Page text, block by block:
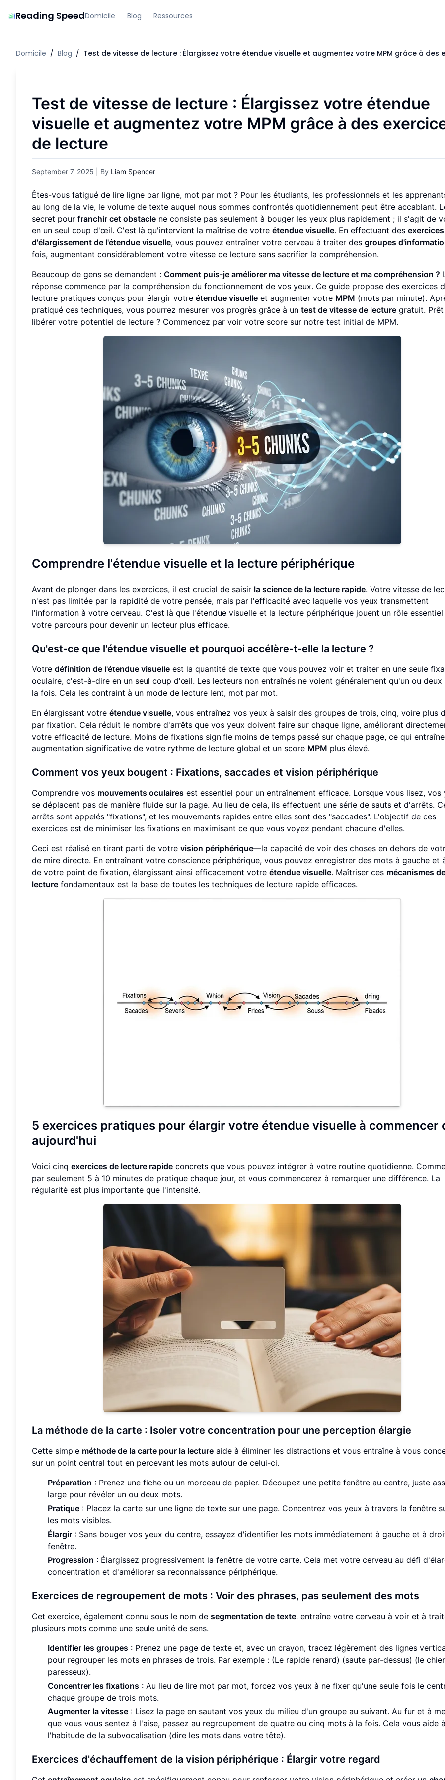
Reading SpeedDomicile Blog Ressources
Domicile / Blog / Test de vitesse de lecture : Élargissez votre étendue visuelle et augmentez votre MPM grâce à des
Test de vitesse de lecture : Élargissez votre étendue
visuelle et augmentez votre MPM grâce à des
de lecture
September 7, 2025 | By Liam Spencer
Êtes-vous fatigué de lire ligne par ligne, mot par mot ? Pour les étudiants, les professionnels et les
au long de la vie, le volume de texte auquel nous sommes confrontés quotidiennement peut être accablant.
secret pour franchir cet obstacle ne consiste pas seulement à bouger les yeux plus rapidement ; il s'agit de
en un seul coup d'œil. C'est là qu'intervient la maîtrise de votre étendue visuelle. En effectuant des
d'élargissement de l'étendue visuelle, vous pouvez entraîner votre cerveau à traiter des groupes
fois, augmentant considérablement votre vitesse de lecture sans sacrifier la compréhension.
Beaucoup de gens se demandent : Comment puis-je améliorer ma vitesse de lecture et ma compréhension ?
réponse commence par la compréhension du fonctionnement de vos yeux. Ce guide propose des exercices
lecture pratiques conçus pour élargir votre étendue visuelle et augmenter votre MPM (mots par minute).
pratiqué ces techniques, vous pourrez mesurer vos progrès grâce à un test de vitesse de lecture gratuit. Prêt
libérer votre potentiel de lecture ? Commencez par voir votre score sur notre test initial de MPM.
Comprendre l'étendue visuelle et la lecture périphérique
Avant de plonger dans les exercices, il est crucial de saisir la science de la lecture rapide. Votre vitesse de
n'est pas limitée par la rapidité de votre pensée, mais par l'efficacité avec laquelle vos yeux transmettent
l'information à votre cerveau. C'est là que l'étendue visuelle et la lecture périphérique jouent un rôle essentiel
votre parcours pour devenir un lecteur plus efficace.
Qu'est-ce que l'étendue visuelle et pourquoi accélère-t-elle la lecture ?
Votre définition de l'étendue visuelle est la quantité de texte que vous pouvez voir et traiter en une seule
oculaire, c'est-à-dire en un seul coup d'œil. Les lecteurs non entraînés ne voient généralement qu'un ou deux
la fois. Cela les contraint à un mode de lecture lent, mot par mot.
En élargissant votre étendue visuelle, vous entraînez vos yeux à saisir des groupes de trois, cinq, voire plus
par fixation. Cela réduit le nombre d'arrêts que vos yeux doivent faire sur chaque ligne, améliorant
votre efficacité de lecture. Moins de fixations signifie moins de temps passé sur chaque page, ce qui
augmentation significative de votre rythme de lecture global et un score MPM plus élevé.
Comment vos yeux bougent : Fixations, saccades et vision périphérique
Comprendre vos mouvements oculaires est essentiel pour un entraînement efficace. Lorsque vous lisez, vos
se déplacent pas de manière fluide sur la page. Au lieu de cela, ils effectuent une série de sauts et d'arrêts.
arrêts sont appelés "fixations", et les mouvements rapides entre elles sont des "saccades". L'objectif de ces
exercices est de minimiser les fixations en maximisant ce que vous voyez pendant chacune d'elles.
Ceci est réalisé en tirant parti de votre vision périphérique—la capacité de voir des choses en dehors de
de mire directe. En entraînant votre conscience périphérique, vous pouvez enregistrer des mots à gauche et
de votre point de fixation, élargissant ainsi efficacement votre étendue visuelle. Maîtriser ces mécanismes de
lecture fondamentaux est la base de toutes les techniques de lecture rapide efficaces.
5 exercices pratiques pour élargir votre étendue visuelle à commencer
aujourd'hui
Voici cinq exercices de lecture rapide concrets que vous pouvez intégrer à votre routine quotidienne.
par seulement 5 à 10 minutes de pratique chaque jour, et vous commencerez à remarquer une différence. La
régularité est plus importante que l'intensité.
La méthode de la carte : Isoler votre concentration pour une perception élargie
Cette simple méthode de la carte pour la lecture aide à éliminer les distractions et vous entraîne à vous
sur un point central tout en percevant les mots autour de celui-ci.
Préparation : Prenez une fiche ou un morceau de papier. Découpez une petite fenêtre au centre, juste
large pour révéler un ou deux mots.
Pratique : Placez la carte sur une ligne de texte sur une page. Concentrez vos yeux à travers la fenêtre
les mots visibles.
Élargir : Sans bouger vos yeux du centre, essayez d'identifier les mots immédiatement à gauche et à
fenêtre.
Progression : Élargissez progressivement la fenêtre de votre carte. Cela met votre cerveau au défi
concentration et d'améliorer sa reconnaissance périphérique.
Exercices de regroupement de mots : Voir des phrases, pas seulement des mots
Cet exercice, également connu sous le nom de segmentation de texte, entraîne votre cerveau à voir et à
plusieurs mots comme une seule unité de sens.
Identifier les groupes : Prenez une page de texte et, avec un crayon, tracez légèrement des lignes
pour regrouper les mots en phrases de trois. Par exemple : (Le rapide renard) (saute par-dessus) (le
paresseux).
Concentrer les fixations : Au lieu de lire mot par mot, forcez vos yeux à ne fixer qu'une seule fois le
chaque groupe de trois mots.
Augmenter la vitesse : Lisez la page en sautant vos yeux du milieu d'un groupe au suivant. Au fur et à
que vous vous sentez à l'aise, passez au regroupement de quatre ou cinq mots à la fois. Cela vous aide
l'habitude de la subvocalisation (dire les mots dans votre tête).
Exercices d'échauffement de la vision périphérique : Élargir votre regard